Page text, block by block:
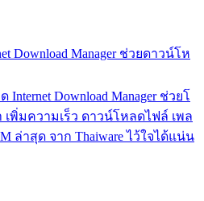
Download Manager ช่วยดาวน์โห
Download Manager ช่วยโ
เพิ่มความเร็ว ดาวน์โหลดไฟล์ เพล
ล่าสุด จาก Thaiware ไว้ใจได้แน่น